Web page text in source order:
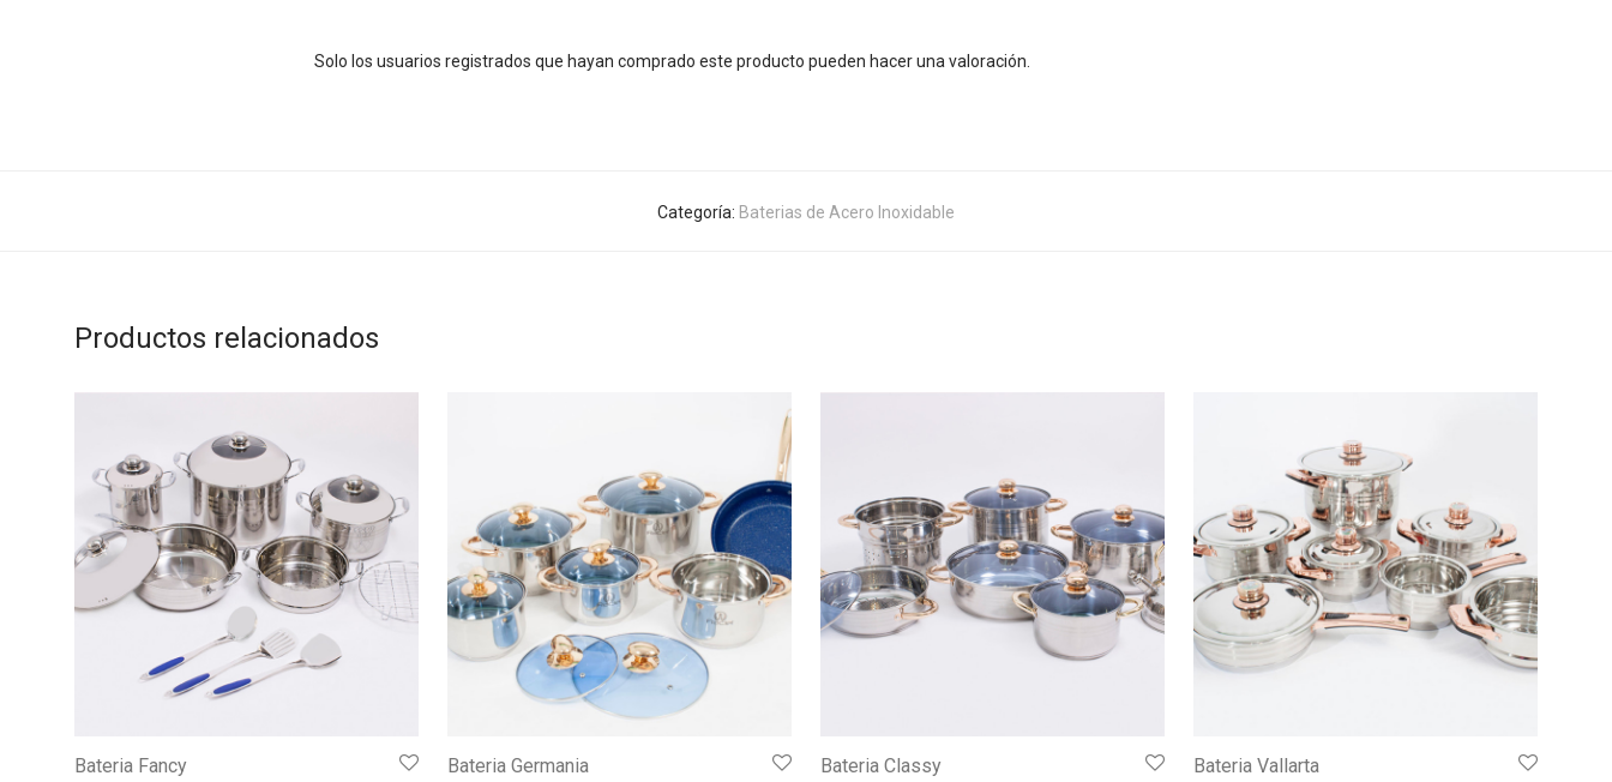
Solo los usuarios registrados que hayan comprado este producto pueden hacer una valoración.
Categoría: Baterias de Acero Inoxidable
Productos relacionados
Bateria Fancy Bateria Germania Bateria Classy Bateria Vallarta